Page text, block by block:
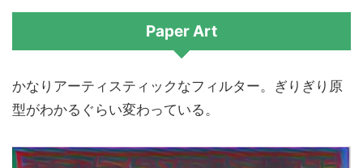
Paper Art
かなりアーティスティックなフィルター。ぎりぎり原
型がわかるぐらい変わっている。